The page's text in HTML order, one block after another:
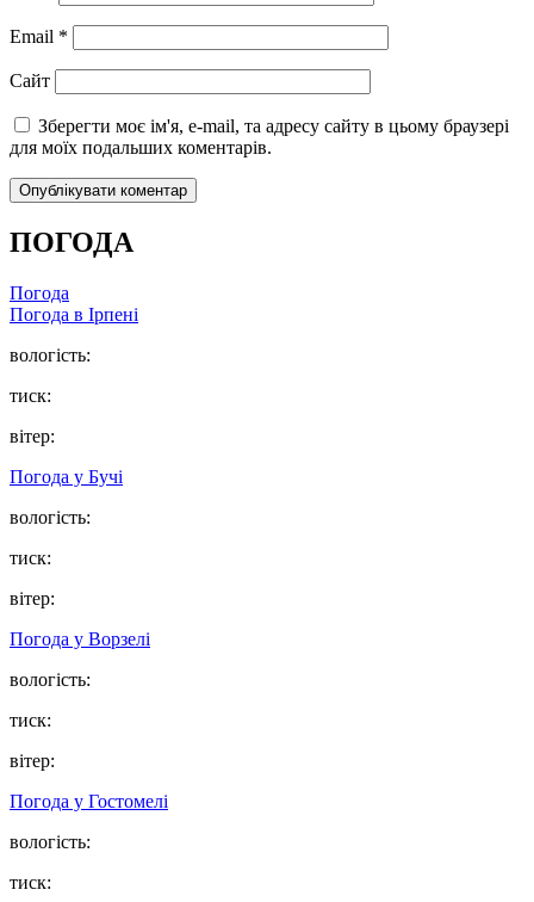
Email *
Сайт
Зберегти моє ім'я, e-mail, та адресу сайту в цьому браузері
для моїх подальших коментарів.
ПОГОДА
Погода
Погода в Ірпені
вологість:
тиск:
вітер:
Погода у Бучі
вологість:
тиск:
вітер:
Погода у Ворзелі
вологість:
тиск:
вітер:
Погода у Гостомелі
вологість:
тиск: